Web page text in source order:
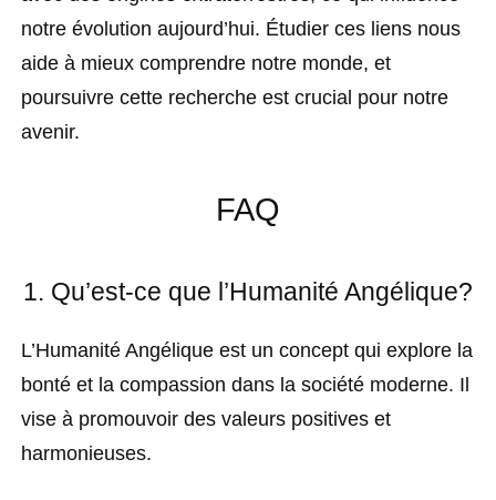
notre évolution aujourd’hui. Étudier ces liens nous
aide à mieux comprendre notre monde, et
poursuivre cette recherche est crucial pour notre
avenir.
FAQ
1. Qu’est-ce que l’Humanité Angélique?
L’Humanité Angélique est un concept qui explore la
bonté et la compassion dans la société moderne. Il
vise à promouvoir des valeurs positives et
harmonieuses.